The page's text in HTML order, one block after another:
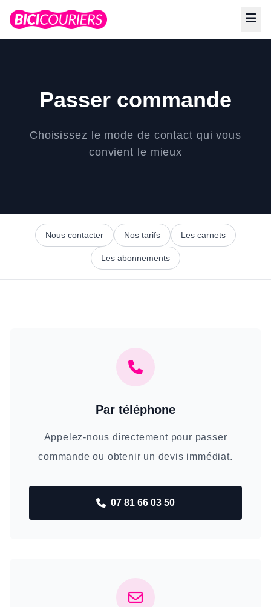
Passer commande
Choisissez le mode de contact qui vous
convient le mieux
Nous contacter Nos tarifs Les carnets
Les abonnements
Par téléphone
Appelez-nous directement pour passer
commande ou obtenir un devis immédiat.
07 81 66 03 50